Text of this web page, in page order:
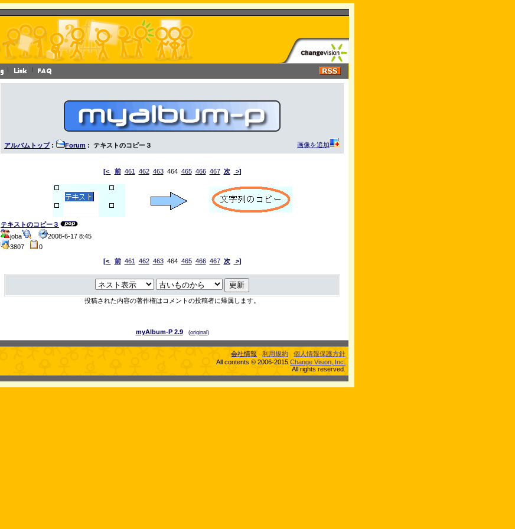
アルバムトップ: Forum : テキストのコピー３ 画像を追加
[< 前 461 462 463464 465 466 467 次 >]
テキストのコピー３
joba
2008-6-17 8:45
3807
0
[<
前 461 462 463464 465 466 467 次 >]
投稿された内容の著作権はコメントの投稿者に帰属します。
myAlbum-P 2.9 (original )
会社情報 利用規約
個人情報保護方針
All contents © 2006-2015 Change Vision, Inc.
All rights reserved.